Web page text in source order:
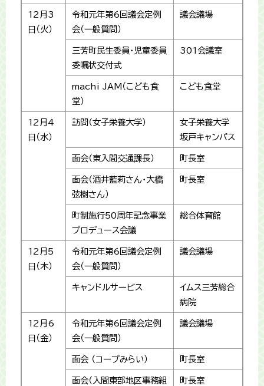
12月3
日（火）
令和元年第6回議会定例
会（一般質問）
議会議場
三芳町民生委員・児童委員
委嘱状交付式
301会議室
machi JAM（こども食
堂）
こども食堂
12月4
日（水）
訪問（女子栄養大学）
女子栄養大学
坂戸キャンパス
面会（東入間交通課長） 町長室
面会（酒井藍莉さん・大橋
弦樹さん）
町長室
町制施行50周年記念事業
プロデュース会議
総合体育館
12月5
日（木）
令和元年第6回議会定例
会（一般質問）
議会議場
キャンドルサービス
イムス三芳総合
病院
12月6
日（金）
令和元年第6回議会定例
会（一般質問）
議会議場
面会 （コープみらい） 町長室
面会（入間東部地区事務組
町長室